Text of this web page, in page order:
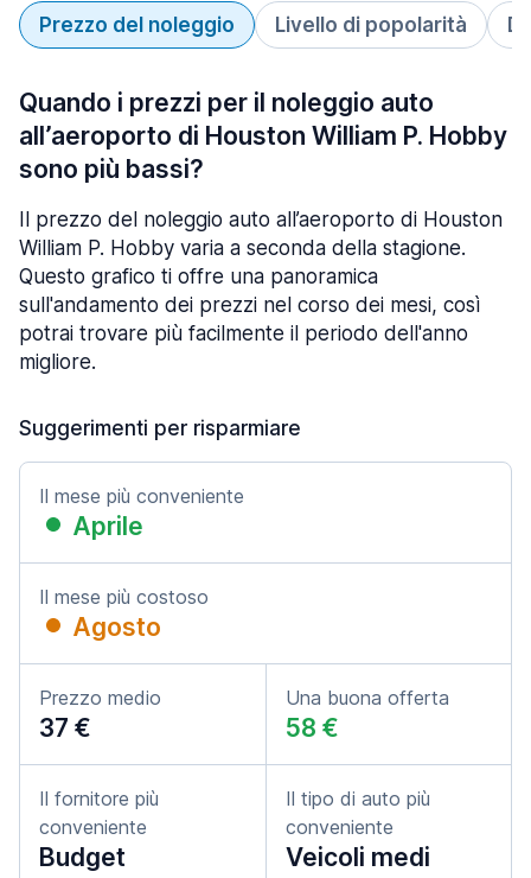
Prezzo del noleggio Livello di popolarità
Quando i prezzi per il noleggio auto
all’aeroporto di Houston William P. Hobby
sono più bassi?
Il prezzo del noleggio auto all’aeroporto di Houston
William P. Hobby varia a seconda della stagione.
Questo grafico ti offre una panoramica
sull'andamento dei prezzi nel corso dei mesi, così
potrai trovare più facilmente il periodo dell'anno
migliore.
Suggerimenti per risparmiare
Il mese più conveniente
Aprile
Il mese più costoso
Agosto
Prezzo medio
37 €
Una buona offerta
58 €
Il fornitore più
conveniente
Budget
Il tipo di auto più
conveniente
Veicoli medi